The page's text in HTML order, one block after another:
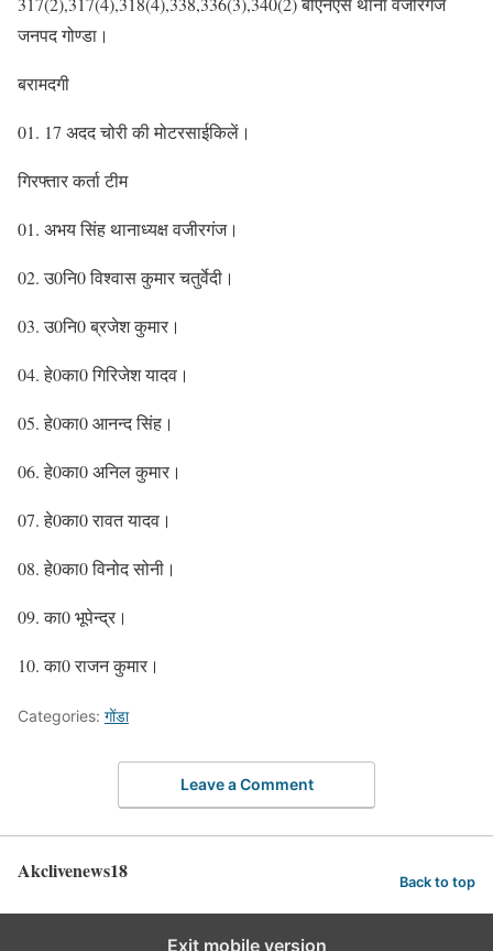
जनपद गोण्डा।
बरामदगी
01. 17 अदद चोरी की मोटरसाईकिलें।
गिरफ्तार कर्ता टीम
01. अभय सिंह थानाध्यक्ष वजीरगंज।
02. उ0नि0 विश्वास कुमार चतुर्वेदी।
03. उ0नि0 ब्रजेश कुमार।
04. हे0का0 गिरिजेश यादव।
05. हे0का0 आनन्द सिंह।
06. हे0का0 अनिल कुमार।
07. हे0का0 रावत यादव।
08. हे0का0 विनोद सोनी।
09. का0 भूपेन्द्र।
10. का0 राजन कुमार।
Categories: गोंडा
Leave a Comment
Akclivenews18 Back to top
Exit mobile version